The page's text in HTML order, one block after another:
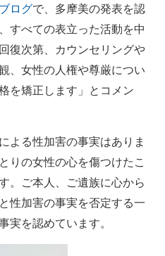
ログで、多摩美の発表を認
すべての表立った活動を中
復次第、カウンセリングや
、女性の人権や尊厳につい
を矯正します」とコメン
よる性加害の事実はありま
りの女性の心を傷つけたこ
。ご本人、ご遺族に心から
性加害の事実を否定する一
実を認めています。